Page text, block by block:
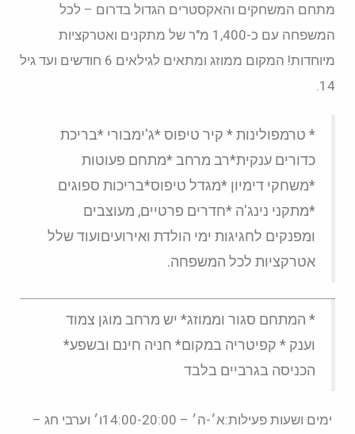
מתחם המשחקים והאקסטרים הגדול בדרום – לכל
המשפחה עם כ-1,400 מ"ר של מתקנים ואטרקציות
מיוחדות! המקום ממוזג ומתאים לגילאים 6 חודשים ועד גיל
14.
* טרמפולינות * קיר טיפוס *ג'ימבורי *בריכת
כדורים ענקית*רב מרחב *מתחם פעוטות
*משחקי דימיון *מגדל טיפוס*בריכות ספוגים
*מתקני נינג'ה *חדרים פרטיים, מעוצבים
ומפנקים לחגיגות ימי הולדת ואירועיםועוד שלל
אטרקציות לכל המשפחה.
* המתחם סגור וממוזג* יש מרחב מוגן צמוד
וענק * קפיטריה במקום* חניה חינם ובשפע*
הכניסה בגרביים בלבד
ימים ושעות פעילות:א׳-ה׳ – 14:00-20:00ו׳ וערבי חג –